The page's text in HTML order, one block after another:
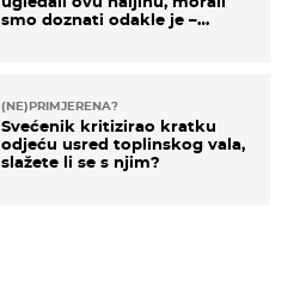
smo doznati odakle je –
(NE)PRIMJERENA?
Svećenik kritizirao kratku
odjeću usred toplinskog vala,
slažete li se s njim?